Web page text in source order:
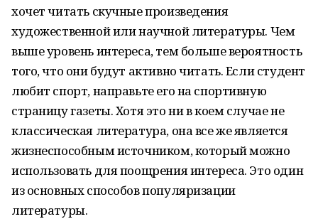
хочет читать скучные произведения
художественной или научной литературы. Чем
выше уровень интереса, тем больше вероятность
того, что они будут активно читать. Если студент
любит спорт, направьте его на спортивную
страницу газеты. Хотя это ни в коем случае не
классическая литература, она все же является
жизнеспособным источником, который можно
использовать для поощрения интереса. Это один
из основных способов популяризации
литературы.